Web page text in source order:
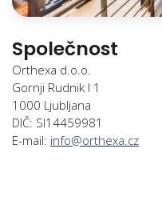
Společnost
Orthexa d.o.o.
Gornji Rudnik I 1
1000 Ljubljana
DIČ: SI14459981
E-mail: info@orthexa.cz